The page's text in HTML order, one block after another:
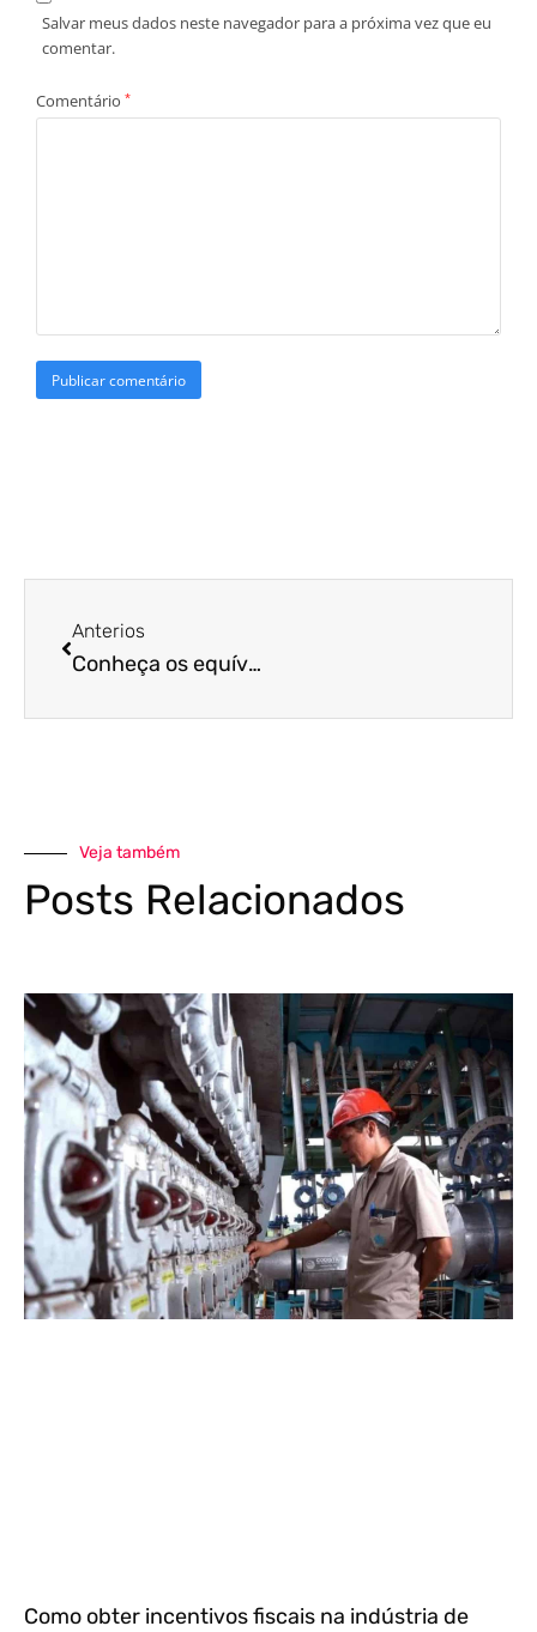
Salvar meus dados neste navegador para a próxima vez que eu
comentar.
Comentário *
Anterios
Conheça os equívocos mais comuns quando se trata de folha de pagamento
Veja também
Posts Relacionados
Como obter incentivos fiscais na indústria de